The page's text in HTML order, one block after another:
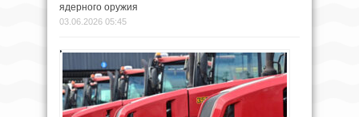
ядерного оружия
03.06.2026 05:45